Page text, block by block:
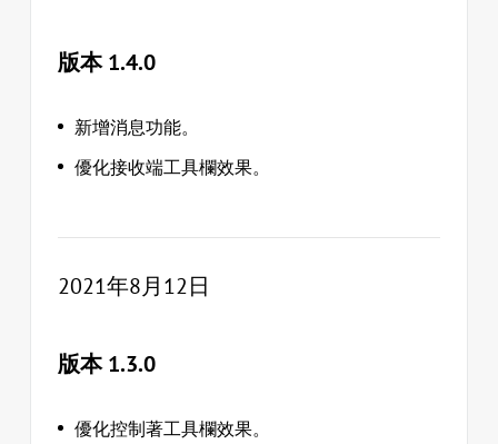
版本 1.4.0
新增消息功能。
優化接收端工具欄效果。
2021年8月12日
版本 1.3.0
優化控制著工具欄效果。